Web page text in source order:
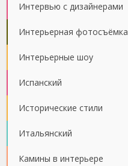
Интервью с дизайнерами
Интерьерная фотосъёмка
Интерьерные шоу
Испанский
Исторические стили
Итальянский
Камины в интерьере